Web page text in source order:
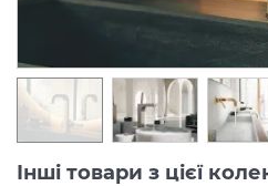
Інші товари з цієї